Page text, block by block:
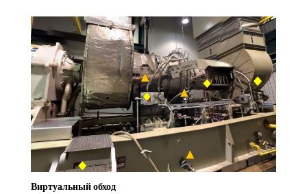
Виртуальный обход